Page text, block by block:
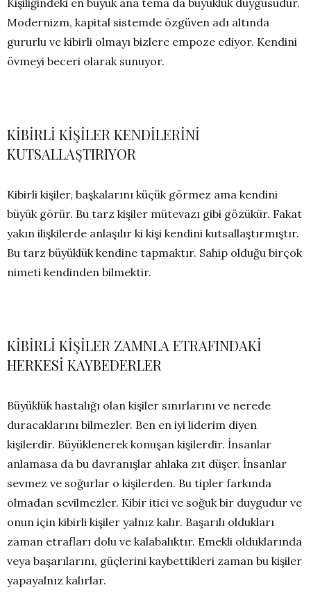
Modernizm, kapital sistemde özgüven adı altında
gururlu ve kibirli olmayı bizlere empoze ediyor. Kendini
övmeyi beceri olarak sunuyor.
KİBİRLİ KİŞİLER KENDİLERİNİ
KUTSALLAŞTIRIYOR
Kibirli kişiler, başkalarını küçük görmez ama kendini
büyük görür. Bu tarz kişiler mütevazı gibi gözükür. Fakat
yakın ilişkilerde anlaşılır ki kişi kendini kutsallaştırmıştır.
Bu tarz büyüklük kendine tapmaktır. Sahip olduğu birçok
nimeti kendinden bilmektir.
KİBİRLİ KİŞİLER ZAMNLA ETRAFINDAKİ
HERKESİ KAYBEDERLER
Büyüklük hastalığı olan kişiler sınırlarını ve nerede
duracaklarını bilmezler. Ben en iyi liderim diyen
kişilerdir. Büyüklenerek konuşan kişilerdir. İnsanlar
anlamasa da bu davranışlar ahlaka zıt düşer. İnsanlar
sevmez ve soğurlar o kişilerden. Bu tipler farkında
olmadan sevilmezler. Kibir itici ve soğuk bir duygudur ve
onun için kibirli kişiler yalnız kalır. Başarılı oldukları
zaman etrafları dolu ve kalabalıktır. Emekli olduklarında
veya başarılarını, güçlerini kaybettikleri zaman bu kişiler
yapayalnız kalırlar.